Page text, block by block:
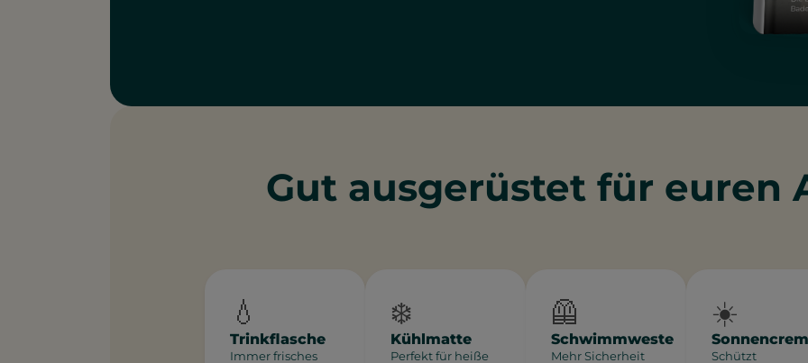
Gut ausgerüstet für euren
💧
Trinkflasche
Immer frisches
❄️
Kühlmatte
Perfekt für heiße
🦺
Schwimmweste
Mehr Sicherheit
☀️
Schützt